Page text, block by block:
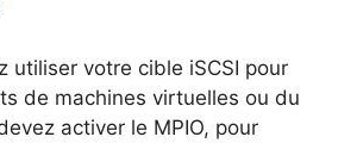
utiliser votre cible iSCSI pour
de machines virtuelles ou du
activer le MPIO, pour